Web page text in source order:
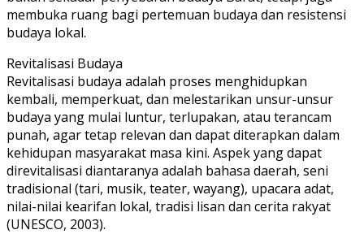
membuka ruang bagi pertemuan budaya dan resistensi
budaya lokal.
Revitalisasi Budaya
Revitalisasi budaya adalah proses menghidupkan
kembali, memperkuat, dan melestarikan unsur-unsur
budaya yang mulai luntur, terlupakan, atau terancam
punah, agar tetap relevan dan dapat diterapkan dalam
kehidupan masyarakat masa kini. Aspek yang dapat
direvitalisasi diantaranya adalah bahasa daerah, seni
tradisional (tari, musik, teater, wayang), upacara adat,
nilai-nilai kearifan lokal, tradisi lisan dan cerita rakyat
(UNESCO, 2003).